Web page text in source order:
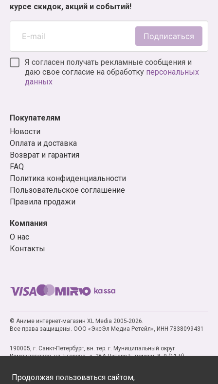
курсе скидок, акций и событий!
Подписаться
Я согласен получать рекламные сообщения и
даю свое согласие на обработку персональных
данных
Покупателям
Новости
Оплата и доставка
Возврат и гарантия
FAQ
Политика конфиденциальности
Пользовательское соглашение
Правила продажи
Компания
О нас
Контакты
© Аниме интернет-магазин XL Media 2005-2026.
Все права защищены. ООО «ЭксЭл Медиа Ретейл», ИНН 7838099431
190005, г. Санкт-Петербург, вн. тер. г. Муниципальный округ
Измайловское, ул. Егорова, д. 26А Литера Б, помещ. 8, 9 (11-Н)
Продолжая пользоваться сайтом,